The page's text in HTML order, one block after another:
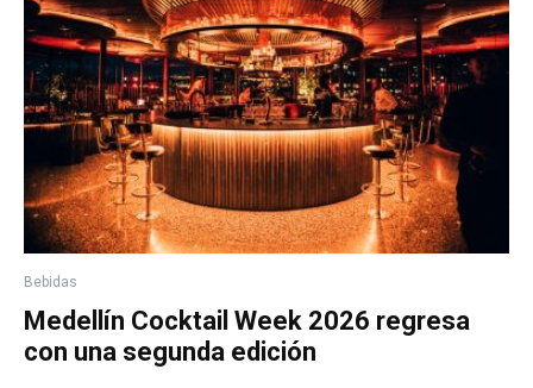
Bebidas
Medellín Cocktail Week 2026 regresa
con una segunda edición